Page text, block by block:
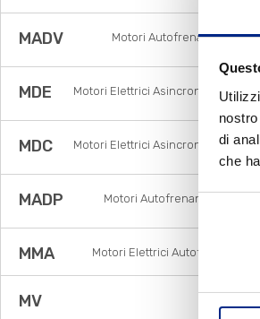
di
che
Selezione
MADV
Motori Autofrenanti
MDE
Motori Elettrici Asincroni
MDC
Motori Elettrici Asincroni
MADP
Motori Autofrenanti Asincroni
MMA Motori Elettrici Autofrenanti
MV